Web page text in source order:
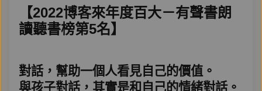
【2022博客來年度百大－有聲書朗
讀聽書榜第5名】
對話，幫助一個人看見自己的價值。
與孩子對話，其實是和自己的情緒對話。